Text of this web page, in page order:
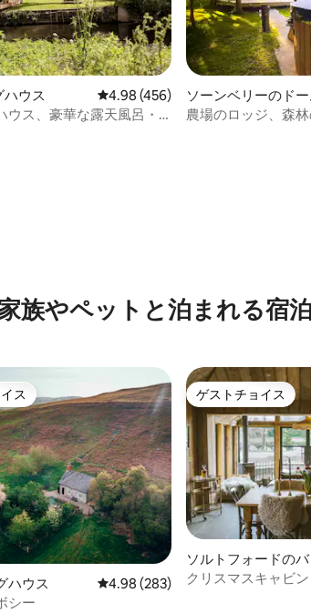
星の平均評価
ウス レビュー456件、5つ星中4.98つ
4.98 (456)
ウス、豪華な露天風呂・
ソーンベリーのド
農場のロッジ、森
族やペットと泊まれる宿
つ星の平均評価
チョイスです。
ス
ハウス レビュー283件、5つ星中4.98つ星
4.98 (283)
シー
ゲストチョイス
ゲストチョイス
ソルトフォードの
クリスマスキャビ